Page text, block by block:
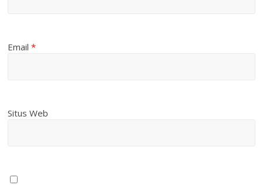
Email*
Situs Web